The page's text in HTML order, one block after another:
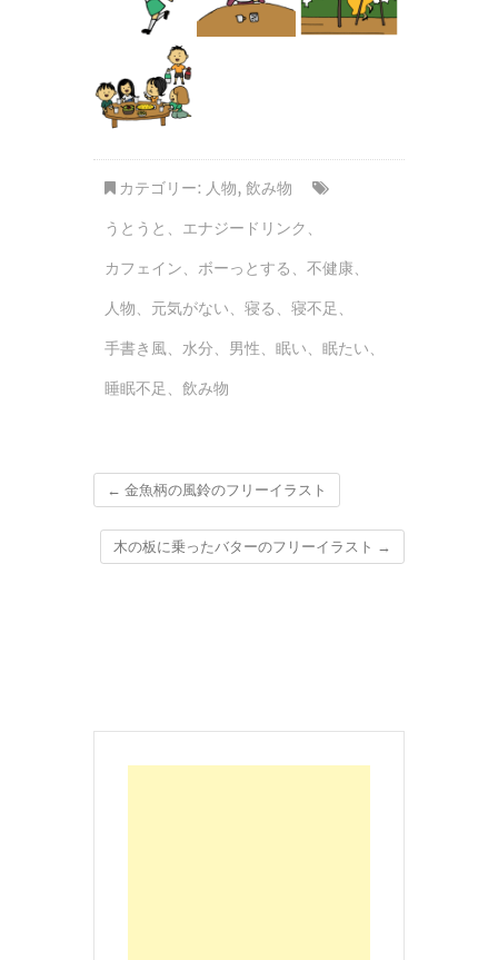
カテゴリー: 人物, 飲み物
うとうと 、 エナジードリンク 、
カフェイン、 ボーっとする 、 不健康、
人物、 元気がない、 寝る 、 寝不足 、
手書き風、 水分、 男性、 眠い、 眠たい、
睡眠不足 、 飲み物
← 金魚柄の風鈴のフリーイラスト
木の板に乗ったバターのフリーイラスト →